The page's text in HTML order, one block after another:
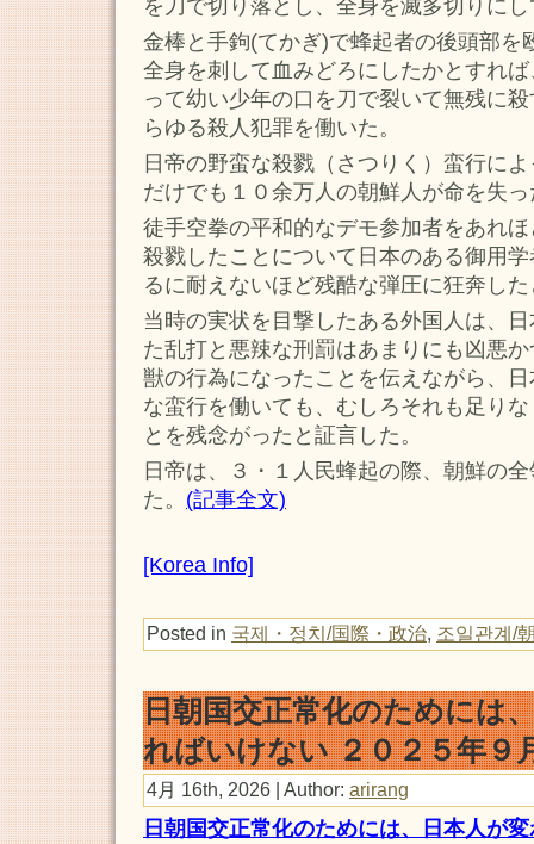
を刀で切り落とし、全身を滅多切りに
金棒と手鉤(てかぎ)で蜂起者の後頭部を
全身を刺して血みどろにしたかとすれ
って幼い少年の口を刀で裂いて無残に
らゆる殺人犯罪を働いた。
日帝の野蛮な殺戮（さつりく）蛮行に
だけでも１０余万人の朝鮮人が命を失っ
徒手空拳の平和的なデモ参加者をあれ
殺戮したことについて日本のある御用
るに耐えないほど残酷な弾圧に狂奔し
当時の実状を目撃したある外国人は、
た乱打と悪辣な刑罰はあまりにも凶悪
獣の行為になったことを伝えながら、
な蛮行を働いても、むしろそれも足り
とを残念がったと証言した。
日帝は、３・１人民蜂起の際、朝鮮の
た。 (記事全文)
[Korea Info]
Posted in 국제・정치/国際・政治, 조일관계/
日朝国交正常化のためには
ればいけない ２０２５年
4月 16th, 2026 | Author: arirang
日朝国交正常化のためには、日本人が